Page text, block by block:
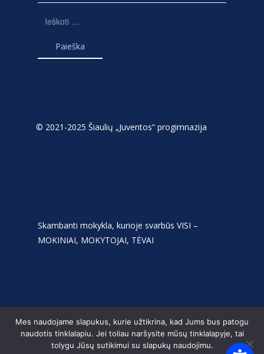
© 2021-2025 Šiaulių „Juventos“ progimnazija
Skambanti mokykla, kurioje svarbūs VISI –
MOKINIAI, MOKYTOJAI, TĖVAI
Mes naudojame slapukus, kurie užtikrina, kad Jums bus patogu
naudotis tinklalapiu. Jei toliau naršysite mūsų tinklalapyje, tai
tolygu Jūsų sutikimui su slapukų naudojimu.